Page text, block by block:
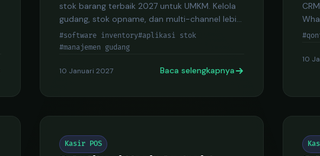
stok barang terbaik 2027 untuk UMKM. Kelola
gudang, stok opname, dan multi-channel lebih
mudah.
#software inventory#aplikasi stok
#manajemen gudang
10 Januari 2027 Baca selengkapnya
10
Kasir POS